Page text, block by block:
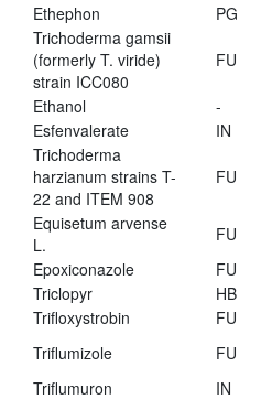
Ethephon
PG
Trichoderma gamsii
(formerly T. viride)
strain ICC080
FU
Ethanol -
Esfenvalerate
IN
Trichoderma
harzianum strains T-
22 and ITEM 908
FU
Equisetum arvense
L.
FU
Epoxiconazole
FU
Triclopyr
HB
Trifloxystrobin
FU
Triflumizole
FU
Triflumuron
IN